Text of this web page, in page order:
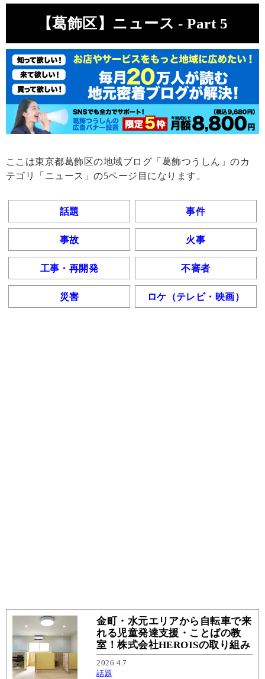
【葛飾区】ニュース - Part 5
ここは東京都葛飾区の地域ブログ「葛飾つうしん」のカ
テゴリ「ニュース」の5ページ目になります。
話題 事件
事故 火事
工事・再開発 不審者
災害 ロケ（テレビ・映画）
金町・水元エリアから自転車で来
れる児童発達支援・ことばの教
室！株式会社HEROISの取り組み
2026.4.7
話題